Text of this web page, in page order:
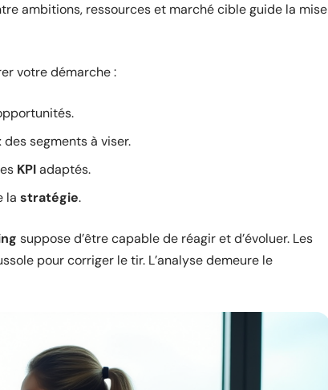
ambitions, ressources et marché cible guide la mise
votre démarche :
segments à viser.
KPIadaptés.
la stratégie.
suppose d’être capable de réagir et d’évoluer. Les
pour corriger le tir. L’analyse demeure le